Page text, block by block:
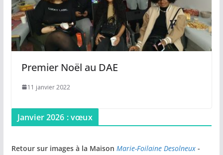
Premier Noël au DAE
11 janvier 2022
Janvier 2026 : vœux
Retour sur images à la Maison Marie-Foilaine Desolneux-